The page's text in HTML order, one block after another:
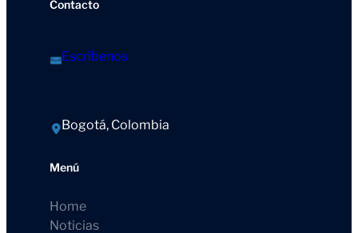
Contacto
Escríbenos
Bogotá, Colombia
Menú
Home
Noticias